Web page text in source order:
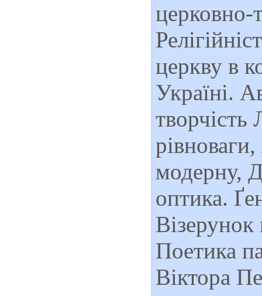
церковно-
церкву в
Україні.
модерну,
оптика.
Поетика
Віктора